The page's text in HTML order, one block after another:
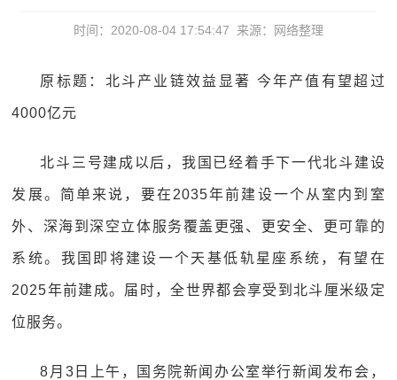
时间：2020-08-04 17:54:47 来源：网络整理
原标题：北斗产业链效益显著 今年产值有望超过
4000亿元
北斗三号建成以后，我国已经着手下一代北斗建设
发展。简单来说，要在2035年前建设一个从室内到室
外、深海到深空立体服务覆盖更强、更安全、更可靠的
系统。我国即将建设一个天基低轨星座系统，有望在
2025年前建成。届时，全世界都会享受到北斗厘米级定
位服务。
8月3日上午，国务院新闻办公室举行新闻发布会，